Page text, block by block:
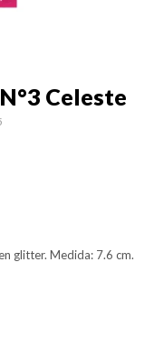
Celeste
glitter. Medida: 7.6 cm.